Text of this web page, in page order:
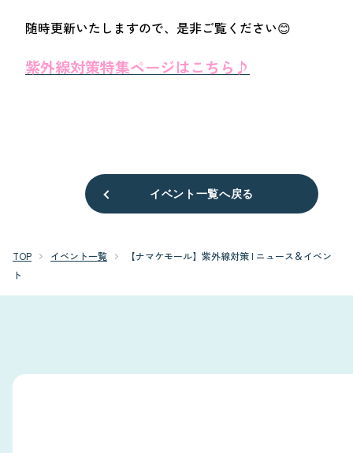
随時更新いたしますので、是非ご覧ください😊
紫外線対策特集ページはこちら♪
イベント一覧へ戻る
TOP イベント一覧
【ナマケモール】紫外線対策 | ニュース＆イベン
ト